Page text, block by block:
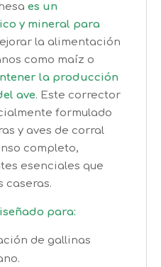
es un
y mineral para
la alimentación
como maíz o
la producción
ave. Este corrector
formulado
y aves de corral
completo,
esenciales que
caseras.
para:
de gallinas